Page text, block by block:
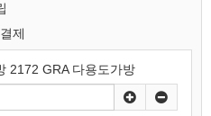
제
2172 GRA 다용도가방